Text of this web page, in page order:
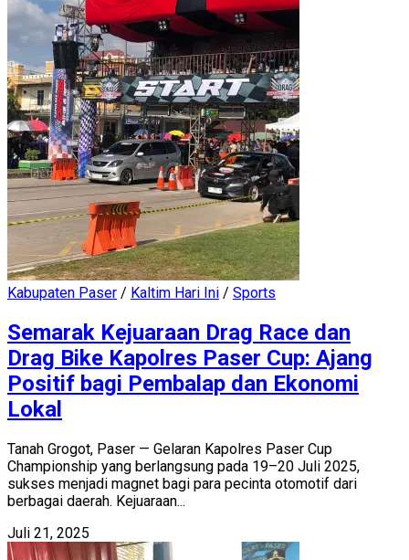
Kabupaten Paser / Kaltim Hari Ini / Sports
Semarak Kejuaraan Drag Race dan
Drag Bike Kapolres Paser Cup: Ajang
Positif bagi Pembalap dan Ekonomi
Lokal
Tanah Grogot, Paser — Gelaran Kapolres Paser Cup
Championship yang berlangsung pada 19–20 Juli 2025,
sukses menjadi magnet bagi para pecinta otomotif dari
berbagai daerah. Kejuaraan...
Juli 21, 2025